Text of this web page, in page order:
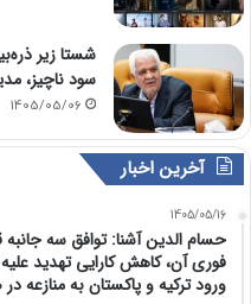
شستا زیر
سود ناچیز،
1405/05/06
آخرین اخبار
1405/05/16
حسام الدین آشنا: توافق سه
فوری آن، کاهش کارایی تهدید
ورود ترکیه و پاکستان به